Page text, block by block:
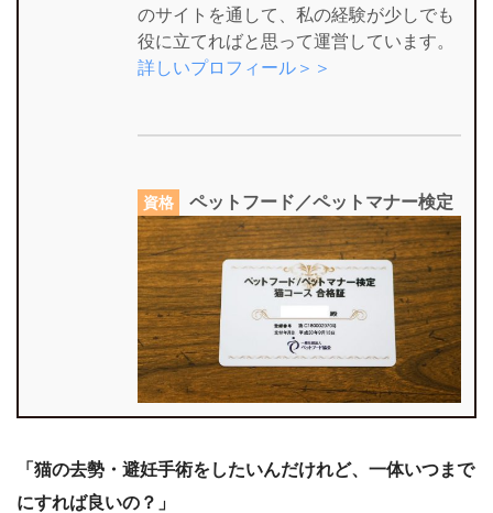
のサイトを通して、私の経験が少しでも
役に立てればと思って運営しています。
詳しいプロフィール＞＞
資格 ペットフード／ペットマナー検定
「猫の去勢・避妊手術をしたいんだけれど、一体いつまで
にすれば良いの？」